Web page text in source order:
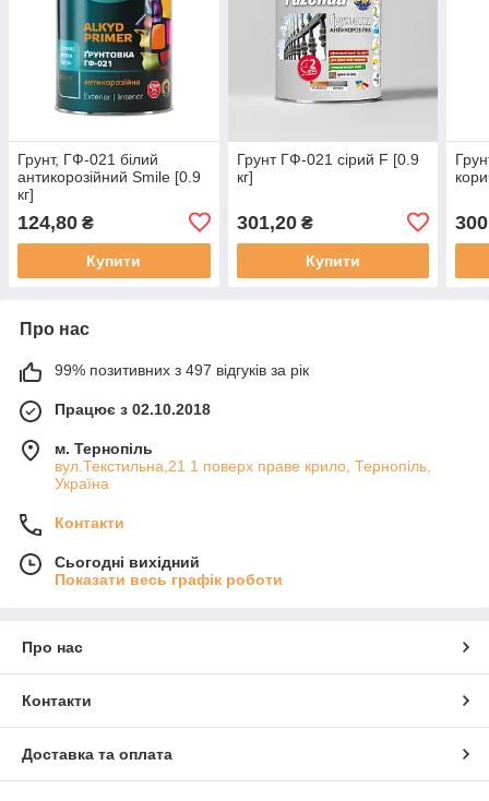
Грунт, ГФ-021 білий
антикорозійний Smile [0.9
кг]
124,80 ₴
Купити
Грунт ГФ-021 сірий F [0.9
кг]
301,20₴
Купити
Про нас
99% позитивних з 497 відгуків за рік
Працює з 02.10.2018
м. Тернопіль
вул.Текстильна,21 1 поверх праве крило, Тернопіль,
Україна
Контакти
Сьогодні вихідний
Показати весь графік роботи
Про нас
Контакти
Доставка та оплата